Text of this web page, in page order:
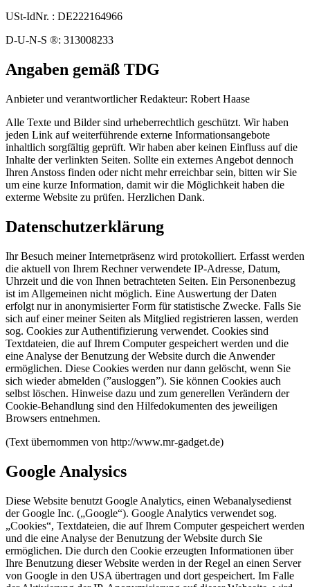
USt-IdNr. : DE222164966
D-U-N-S ®: 313008233
Angaben gemäß TDG
Anbieter und verantwortlicher Redakteur: Robert Haase
Alle Texte und Bilder sind urheberrechtlich geschützt. Wir haben
jeden Link auf weiterführende externe Informationsangebote
inhaltlich sorgfältig geprüft. Wir haben aber keinen Einfluss auf die
Inhalte der verlinkten Seiten. Sollte ein externes Angebot dennoch
Ihren Anstoss finden oder nicht mehr erreichbar sein, bitten wir Sie
um eine kurze Information, damit wir die Möglichkeit haben die
exterme Website zu prüfen. Herzlichen Dank.
Datenschutzerklärung
Ihr Besuch meiner Internetpräsenz wird protokolliert. Erfasst werden
die aktuell von Ihrem Rechner verwendete IP-Adresse, Datum,
Uhrzeit und die von Ihnen betrachteten Seiten. Ein Personenbezug
ist im Allgemeinen nicht möglich. Eine Auswertung der Daten
erfolgt nur in anonymisierter Form für statistische Zwecke. Falls Sie
sich auf einer meiner Seiten als Mitglied registrieren lassen, werden
sog. Cookies zur Authentifizierung verwendet. Cookies sind
Textdateien, die auf Ihrem Computer gespeichert werden und die
eine Analyse der Benutzung der Website durch die Anwender
ermöglichen. Diese Cookies werden nur dann gelöscht, wenn Sie
sich wieder abmelden (”ausloggen”). Sie können Cookies auch
selbst löschen. Hinweise dazu und zum generellen Verändern der
Cookie-Behandlung sind den Hilfedokumenten des jeweiligen
Browsers entnehmen.
(Text übernommen von http://www.mr-gadget.de)
Google Analysics
Diese Website benutzt Google Analytics, einen Webanalysedienst
der Google Inc. („Google“). Google Analytics verwendet sog.
„Cookies“, Textdateien, die auf Ihrem Computer gespeichert werden
und die eine Analyse der Benutzung der Website durch Sie
ermöglichen. Die durch den Cookie erzeugten Informationen über
Ihre Benutzung dieser Website werden in der Regel an einen Server
von Google in den USA übertragen und dort gespeichert. Im Falle